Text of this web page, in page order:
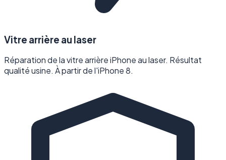
Vitre arrière au laser
Réparation de la vitre arrière iPhone au laser. Résultat
qualité usine. À partir de l'iPhone 8.